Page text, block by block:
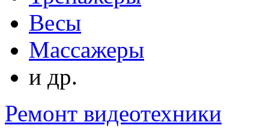
Весы
Массажеры
и др.
Ремонт видеотехники